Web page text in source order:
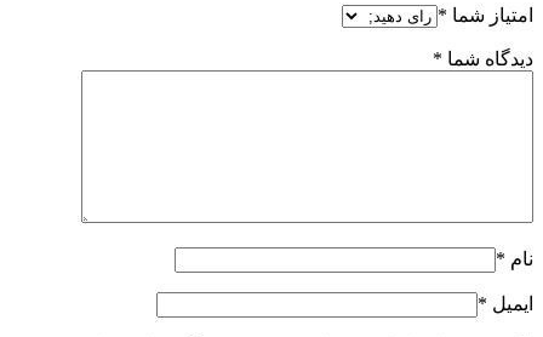
امتیاز شما *
دیدگاه شما *
نام *
ایمیل *